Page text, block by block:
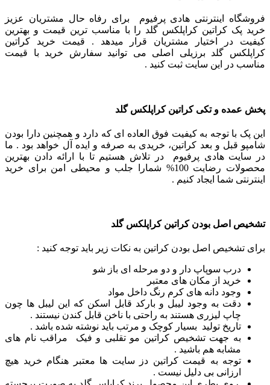
فروشگاه اینترنتی هادی پرفیوم برای رفاه حال مشتریان عزیز
خرید پک کراتین کراپلکس گلد را با مناسب ترین قیمت و بهترین
کیفیت در اختیار مشتریان قرار میدهد . قیمت خرید کراتین
کراپلکس گلد برزیلی اصلی می توانید سفارش خرید با قیمت
مناسب در این سایت ثبت کنید .
پخش عمده و تکی کراتین کراپلکس گلد
این پک با توجه به کیفیت فوق العاده ای که دارد و همچنین دارا بودن
شامپو قبل و بعد کراتین، خریدی به صرفه و ایده آل خواهد بود . ما
در سایت هادی پرفیوم در تلاش هستیم تا با ارائه دادن بهترین
محصولات رضایت 100% شمارا جلب و محیطی امن برای خرید
اینترنتی شما ایجاد کنیم .
تشخیص اصل بودن کراتین کراپلکس گلد
برای تشخیص اصل بودن کراتین به نکات زیر باید توجه کنید :
درب سوپاپ دار و دو مرحله ای باز شو
خرید از مکان های معتبر
وجود دانه های کرم رنگ داخل مواد
دقت به وجود لیبل و بارکد قابل اسکن که این لیبل ها چون
چاپ لیزری هستند به راحتی با ناخن قابل کندن نیستند .
تاریخ تولید بسیار کوچک و مرتب باید نوشته شده باشد .
به جهت تشخیص کراتین مو تقلبی و فیک مراقب نام های
مشابه هم باشید .
توجه به قیمت کراتین دز سایت ها معتبر هنگام خرید هیچ
ارزانی بی دلیل نیست .